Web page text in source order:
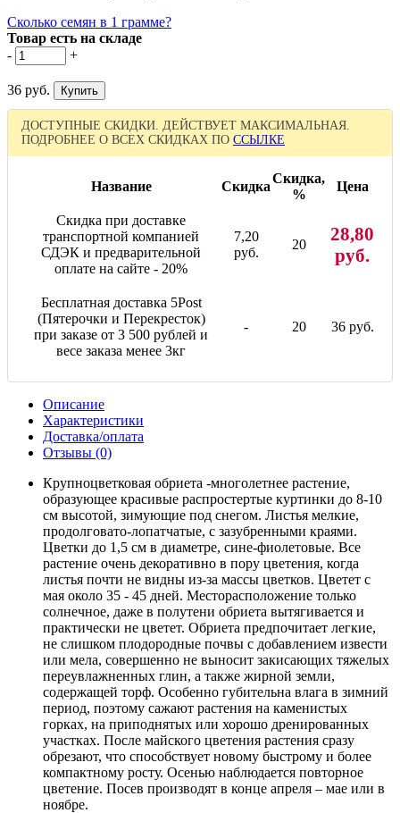
Сколько семян в 1 грамме?
Товар есть на складе
-
+
36 руб.
ДОСТУПНЫЕ СКИДКИ. ДЕЙСТВУЕТ МАКСИМАЛЬНАЯ.
ПОДРОБНЕЕ О ВСЕХ СКИДКАХ ПО ССЫЛКЕ
Название Скидка
Скидка,
%
Цена
Скидка при доставке
транспортной компанией
СДЭК и предварительной
оплате на сайте - 20%
7,20
руб.
20
28,80
руб.
Бесплатная доставка 5Post
(Пятерочки и Перекресток)
при заказе от 3 500 рублей и
весе заказа менее 3кг
- 20 36 руб.
Описание
Характеристики
Доставка/оплата
Отзывы (0)
Крупноцветковая обриета -многолетнее растение,
образующее красивые распростертые куртинки до 8-10
см высотой, зимующие под снегом. Листья мелкие,
продолговато-лопатчатые, с зазубренными краями.
Цветки до 1,5 см в диаметре, сине-фиолетовые. Все
растение очень декоративно в пору цветения, когда
листья почти не видны из-за массы цветков. Цветет с
мая около 35 - 45 дней. Месторасположение только
солнечное, даже в полутени обриета вытягивается и
практически не цветет. Обриета предпочитает легкие,
не слишком плодородные почвы с добавлением извести
или мела, совершенно не выносит закисающих тяжелых
переувлажненных глин, а также жирной земли,
содержащей торф. Особенно губительна влага в зимний
период, поэтому сажают растения на каменистых
горках, на приподнятых или хорошо дренированных
участках. После майского цветения растения сразу
обрезают, что способствует новому быстрому и более
компактному росту. Осенью наблюдается повторное
цветение. Посев производят в конце апреля – мае или в
ноябре.